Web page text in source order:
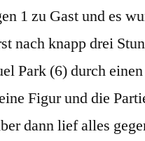
1 zu Gast und es
nach knapp drei
Park (6) durch einen
Figur und die
dann lief alles